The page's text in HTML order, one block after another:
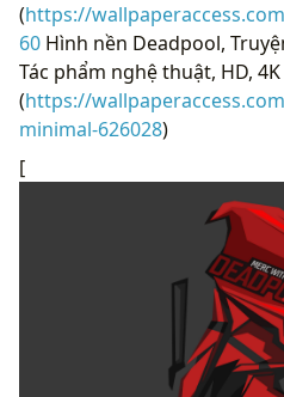
(https://
60 Hình nền Deadpool,
Tác phẩm nghệ thuật, HD, 4K
(https://
minimal-626028)
[